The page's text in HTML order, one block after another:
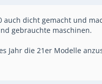
auch dicht gemacht und
gebrauchte maschinen.
Jahr die 21er Modelle